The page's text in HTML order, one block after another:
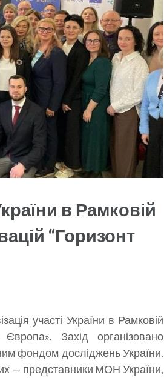
в Рамковій
“Горизонт
участі України в Рамковій
Захід організовано
фондом досліджень України.
— представники МОН України,